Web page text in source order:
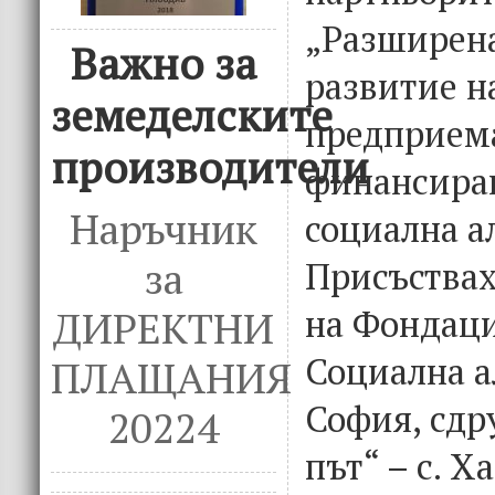
Важно за
земеделските
производители
Наръчник
за
ДИРЕКТНИ
ПЛАЩАНИЯ
20224
развитие
социална
на
Социална
София,
път“ – с.